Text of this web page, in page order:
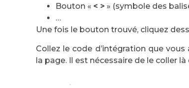
Bouton « < > » (symbole des
…
Une fois le bouton trouvé, cliquez
Collez le code d’intégration que
la page. Il est nécessaire de le coller